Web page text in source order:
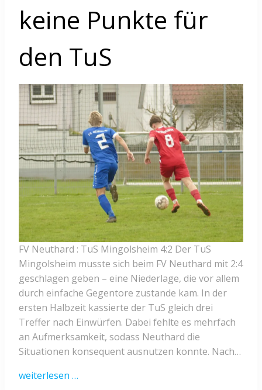
keine Punkte für
den TuS
FV Neuthard : TuS Mingolsheim 4:2 Der TuS
Mingolsheim musste sich beim FV Neuthard mit 2:4
geschlagen geben – eine Niederlage, die vor allem
durch einfache Gegentore zustande kam. In der
ersten Halbzeit kassierte der TuS gleich drei
Treffer nach Einwürfen. Dabei fehlte es mehrfach
an Aufmerksamkeit, sodass Neuthard die
Situationen konsequent ausnutzen konnte. Nach…
weiterlesen …